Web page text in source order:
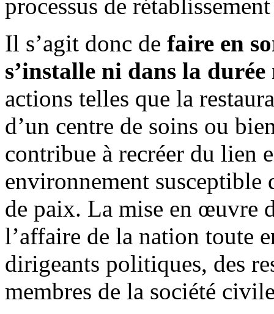
processus de
Il s’agit donc de faire en
s’installe ni dans la durée
actions telles que la
d’un centre de soins ou
contribue à recréer du lien
environnement
de paix. La mise en œuvre
l’affaire de la nation toute
dirigeants politiques, des
membres de la société